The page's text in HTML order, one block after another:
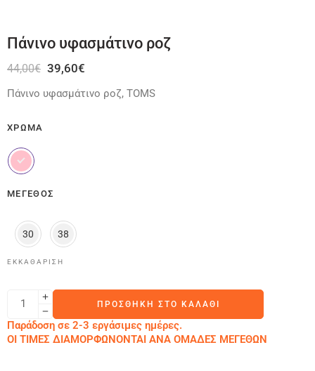
Πάνινο υφασμάτινο ροζ
44,00€ 39,60€
Πάνινο υφασμάτινο ροζ, TOMS
ΧΡΏΜΑ
ΜΈΓΕΘΟΣ
30 38
ΕΚΚΑΘΆΡΙΣΗ
ΠΡΟΣΘΉΚΗ ΣΤΟ ΚΑΛΆΘΙ
Παράδοση σε 2-3 εργάσιμες ημέρες.
ΟΙ ΤΙΜΕΣ ΔΙΑΜΟΡΦΩΝΟΝΤΑΙ ΑΝΑ ΟΜΑΔΕΣ ΜΕΓΕΘΩΝ